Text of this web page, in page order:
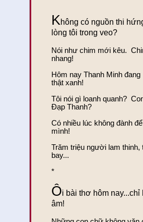
Không có nguồn thi
lòng tôi trong veo?
Nói như chim mới kêu.
nhang!
Hôm nay Thanh Minh
thật xanh!
Tôi nói gì loanh quanh?
Đạp Thanh?
Có nhiều lúc không đành
mình!
Trăm triệu người lam thinh,
bay...
*
Ôi bài thơ hôm
âm!